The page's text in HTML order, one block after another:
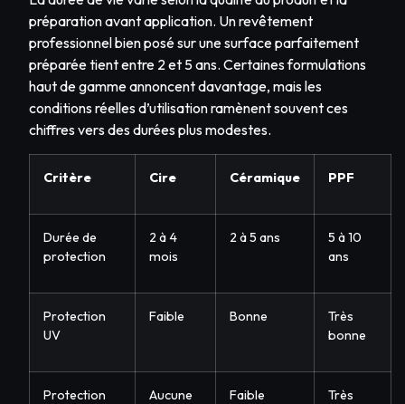
préparation avant application. Un revêtement
professionnel bien posé sur une surface parfaitement
préparée tient entre 2 et 5 ans. Certaines formulations
haut de gamme annoncent davantage, mais les
conditions réelles d’utilisation ramènent souvent ces
chiffres vers des durées plus modestes.
Critère Cire Céramique PPF
Durée de
protection
2 à 4
mois
2 à 5 ans
5 à 10
ans
Protection
UV
Faible Bonne
Très
bonne
Protection
Aucune Faible
Très